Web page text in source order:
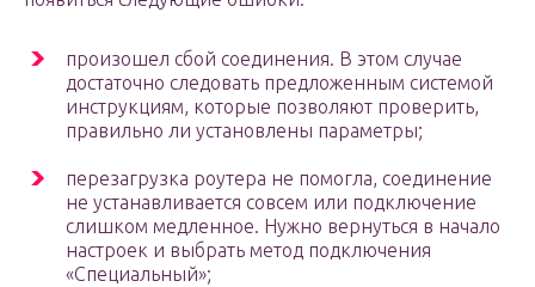
произошел сбой соединения. В этом случае
достаточно следовать предложенным системой
инструкциям, которые позволяют проверить,
правильно ли установлены параметры;
перезагрузка роутера не помогла, соединение
не устанавливается совсем или подключение
слишком медленное. Нужно вернуться в начало
настроек и выбрать метод подключения
«Специальный»;